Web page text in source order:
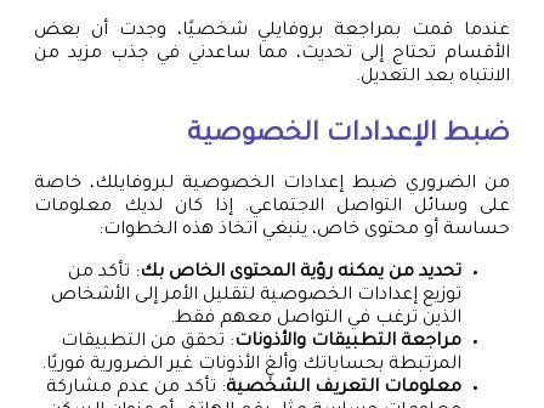
عندما قمت بمراجعة بروفايلي شخصيًا، وجدت أن بعض
الأقسام تحتاج إلى تحديث، مما ساعدني في جذب مزيد من
الانتباه بعد التعديل.
ضبط الإعدادات الخصوصية
من الضروري ضبط إعدادات الخصوصية لبروفايلك، خاصة
على وسائل التواصل الاجتماعي. إذا كان لديك معلومات
حساسة أو محتوى خاص، ينبغي اتخاذ هذه الخطوات:
تحديد من يمكنه رؤية المحتوى الخاص بك: تأكد من
توزيع إعدادات الخصوصية لتقليل الأمر إلى الأشخاص
الذين ترغب في التواصل معهم فقط.
مراجعة التطبيقات والأذونات: تحقق من التطبيقات
المرتبطة بحساباتك وألغِ الأذونات غير الضرورية فوريًا.
معلومات التعريف الشخصية: تأكد من عدم مشاركة